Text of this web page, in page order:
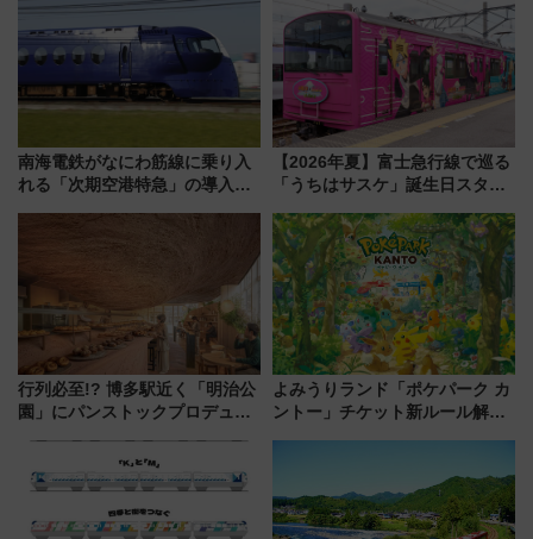
南海電鉄がなにわ筋線に乗り入
れる「次期空港特急」の導入を
【2026年夏】富士急行線で巡る
「うちはサスケ」誕生日スタン
定グルメ＆グッズ徹底ガイド
行列必至!? 博多駅近く「明治公
園」にパンストックプロデュー
オープン 秋からはビストロ営業
も！
よみうりランド「ポケパーク カ
ントー」チケット新ルール解